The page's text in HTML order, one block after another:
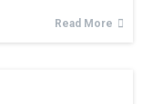
Read More